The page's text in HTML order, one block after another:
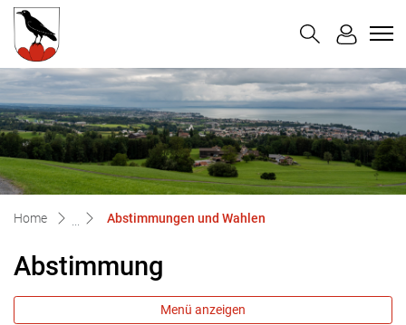
zur Startseite
Direkt zur Hauptnavigation
Direkt zum Inhalt
Direkt zur Suche
Direkt zum Stichwortverzeichnis
Untereggen
Home Abstimmungen und Wahlen
Abstimmung
Menü anzeigen